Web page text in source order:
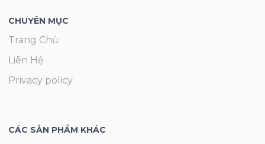
CHUYÊN MỤC
Trang Chủ
Liên Hệ
Privacy policy
CÁC SẢN PHẨM KHÁC